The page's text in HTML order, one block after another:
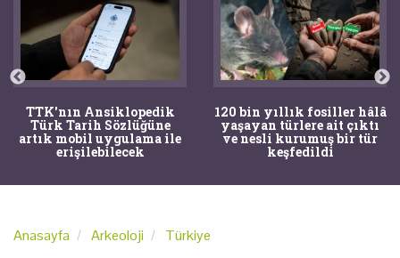
TTK'nın Ansiklopedik
Türk Tarih Sözlüğüne
artık mobil uygulama ile
erişilebilecek
120 bin yıllık fosiller hâlâ
yaşayan türlere ait çıktı
ve nesli kurumuş bir tür
keşfedildi
Anasayfa Arkeoloji Türkiye